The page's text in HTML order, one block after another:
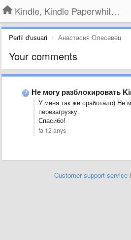
Kindle, Kindle Paperwhite, Kindle Voyage
Perfil d'usuari Анастасия Олесевец
Your comments
Не могу разблокировать
У меня так же сработало) Не
перезагрузку.
Спасибо!
fa 12 anys
Customer support service